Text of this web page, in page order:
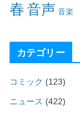
春音声 音楽
カテゴリー
コミック (123)
ニュース (422)